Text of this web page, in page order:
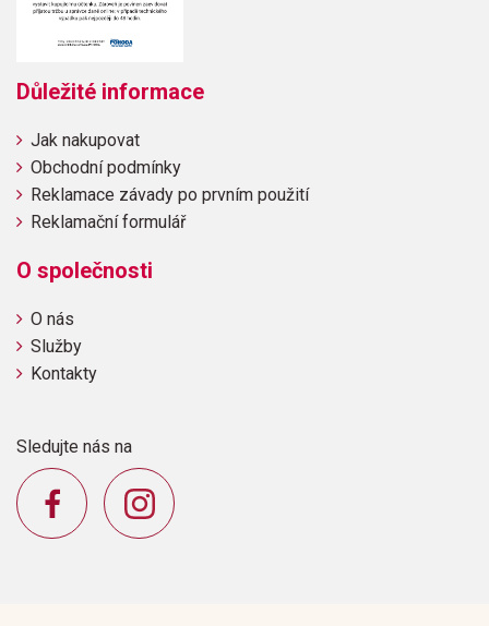
Důležité informace
Jak nakupovat
Obchodní podmínky
Reklamace závady po prvním použití
Reklamační formulář
O společnosti
O nás
Služby
Kontakty
Sledujte nás na